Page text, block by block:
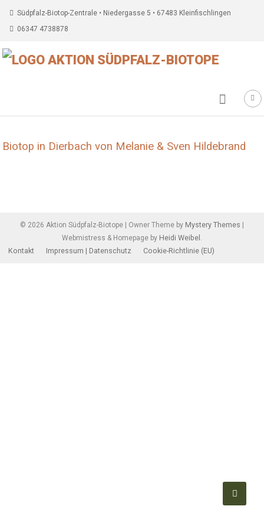
Südpfalz-Biotop-Zentrale • Niedergasse 5 • 67483 Kleinfischlingen
06347 4738878
Biotop in Dierbach von Melanie & Sven Hildebrand
© 2026 Aktion Südpfalz-Biotope Owner Theme by Mystery Themes
Webmistress & Homepage by Heidi Weibel .
Kontakt Impressum | Datenschutz Cookie-Richtlinie (EU)